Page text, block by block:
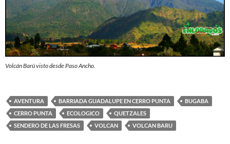
Volcán Barú visto desde Paso Ancho.
AVENTURA BARRIADA GUADALUPE EN CERRO PUNTA
BUGABA
CERRO PUNTA
ECOLOGICO
QUETZALES
SENDERO DE LAS FRESAS
VOLCAN VOLCAN BARU